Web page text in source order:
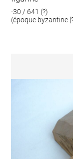
-30 / 641 (?)
(époque byzantine